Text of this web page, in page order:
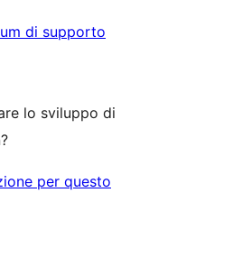
di supporto
lo sviluppo di
per questo